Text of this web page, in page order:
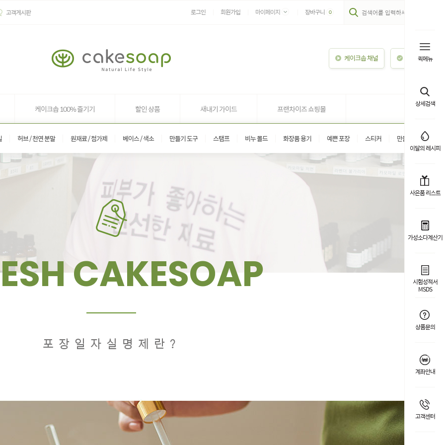
퀵메뉴
상세검색
이달의 레시피
사은품 리스트
가성소다계산기
시험성적서
MSDS
상품문의
계좌안내
고객센터
고객게시판 로그인 회원가입 마이페이지 장바구니 0
케이크솝 채널 이용안내
케이크솝 100% 즐기기 할인 상품 새내기 가이드 프랜차이즈 쇼핑몰
허브 / 천연 분말 원재료 / 첨가제 베이스 / 색소 만들기 도구 스탬프 비누 몰드 화장품 용기 예쁜 포장 스티커 만들기 키트
CAKESOAP
포장일자실명제란?